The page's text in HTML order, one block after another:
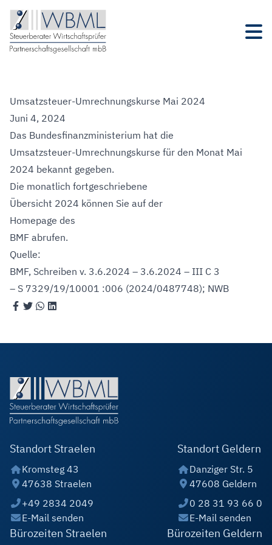
Umsatzsteuer-Umrechnungskurse Mai 2024
Juni 4, 2024
Das Bundesfinanzministerium hat die
Umsatzsteuer-Umrechnungskurse für den Monat Mai
2024 bekannt gegeben.
Die monatlich fortgeschriebene
Übersicht 2024 können Sie auf der
Homepage des
BMF abrufen.
Quelle:
BMF, Schreiben v. 3.6.2024 – 3.6.2024 – III C 3
– S 7329/19/10001 :006 (2024/0487748); NWB
Standort Straelen
Kromsteg 43
47638 Straelen
+49 2834 2049
E-Mail senden
Standort Geldern
Danziger Str. 5
47608 Geldern
0 28 31 93 66 0
E-Mail senden
Bürozeiten Straelen Bürozeiten Geldern